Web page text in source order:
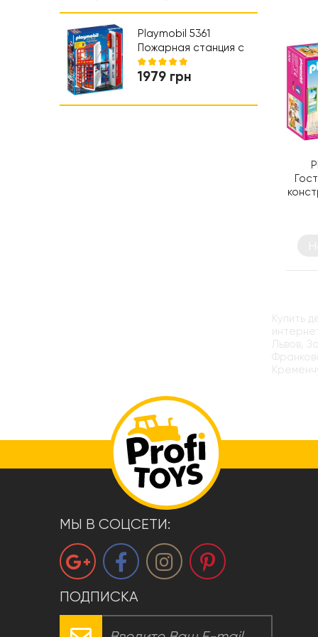
Коляски и автокресла
Ходунки
Playmobil 5361
Пожарная станция с
сигнализацией -
конструктор
1979 грн
Купить
Львов,
МЫ В СОЦСЕТИ:
ПОДПИСКА